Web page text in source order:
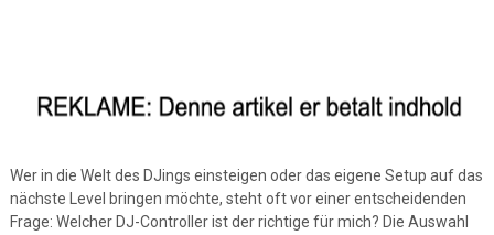
Wer in die Welt des DJings einsteigen oder das eigene Setup auf das
nächste Level bringen möchte, steht oft vor einer entscheidenden
Frage: Welcher DJ-Controller ist der richtige für mich? Die Auswahl